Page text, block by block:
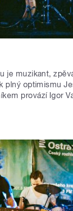
je muzikant,
plný optimismu
provází Igor